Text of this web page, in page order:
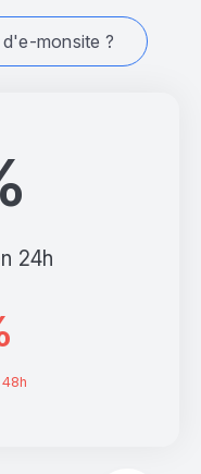
24h
monsite ?